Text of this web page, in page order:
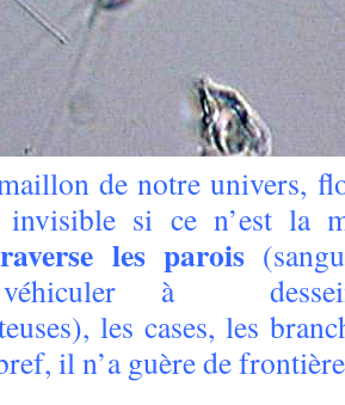
de notre univers,
invisible si ce n’est
les parois
à
les cases, les
il n’a guère de